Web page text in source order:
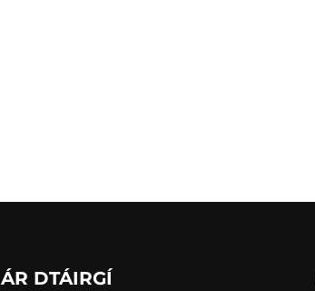
ÁR DTÁIRGÍ